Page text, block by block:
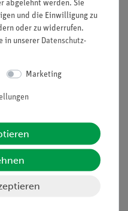
(2)
- Interaktive
Video
Video
- Interaktives
- Interaktives Video
- Interaktives
- Interaktives Video
- Interaktives Video
abgelehnt werden. Sie
und die Einwilligung zu
oder zu widerrufen.
in unserer Daten­schutz­
Marketing